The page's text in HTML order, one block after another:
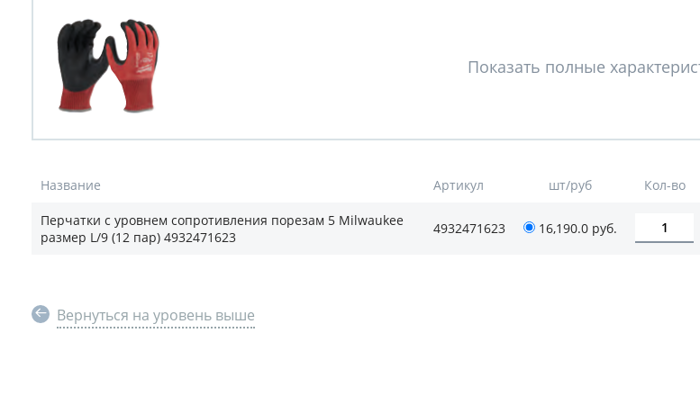
Название Артикул шт/руб Кол-во
Перчатки с уровнем сопротивления порезам 5 Milwaukee
размер L/9 (12 пар) 4932471623
4932471623 16,190.0 руб.
Вернуться на уровень выше